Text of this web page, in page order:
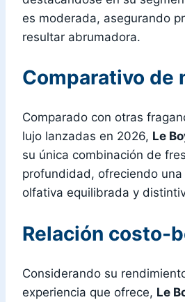
es moderada, asegurando
resultar abrumadora.
Comparativo de
Comparado con otras
lujo lanzadas en 2026, Le
su única combinación de
profundidad, ofreciendo una
olfativa equilibrada y
Relación costo-
Considerando su
experiencia que ofrece, Le